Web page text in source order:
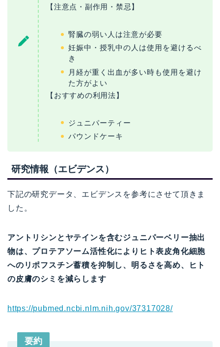
【注意点・副作用・禁忌】
腎臓の弱い人は注意が必要
妊娠中・授乳中の人は使用を避けるべ
き
月経が重く出血が多い時も使用を避け
た方がよい
【おすすめの利用法】
ジュニパーティー
パウンドケーキ
研究情報（エビデンス）
下記の研究データ、エビデンスを参考にさせて頂きま
した。
アントリシンとヤテインを含むジュニパーベリー抽出
物は、プロテアソーム活性化によりヒト表皮角化細胞
へのリポフスチン蓄積を抑制し、明るさを高め、ヒト
の皮膚のシミを減らします
https://pubmed.ncbi.nlm.nih.gov/37317028/
要約